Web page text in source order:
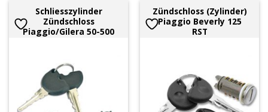
Schliesszylinder
Zündschloss
Piaggio/Gilera 50-500
Zündschloss (Zylinder)
Piaggio Beverly 125
RST